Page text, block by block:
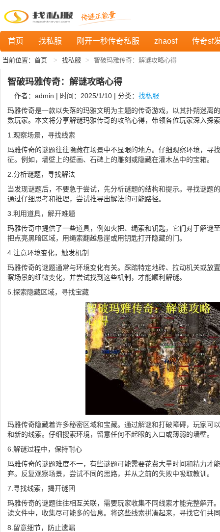
首页 找私服 刚开一秒传奇私服 zhaosf 传奇sf
当前位置： 首页 找私服 智破玛雅传奇：解谜攻略心得
智破玛雅传奇：解谜攻略心得
作者：admin | 时间：2025/1/10 | 分类： 找私服
玛雅传奇是一款以失落的玛雅文明为主题的传奇游戏，以其扑朔迷离
数玩家。本文将分享解谜玛雅传奇的攻略心得，带领各位玩家深入探
1.观察场景，寻找线索
玛雅传奇的谜题往往隐藏在场景中不显眼的地方。仔细观察环境，寻
征。例如，墙壁上的壁画、石碑上的雕刻或隐藏在灌木丛中的宝箱。
2.分析谜题，寻找解法
当发现谜题后，不要急于尝试，先分析谜题的结构和提示。寻找谜题
通过仔细思考和推理，尝试推导出解法的可能路径。
3.利用道具，解开难题
玛雅传奇中提供了一些道具，例如火把、绳索和钥匙，它们对于解谜
把点亮黑暗区域，用绳索翻越悬崖或用钥匙打开隐藏的门。
4.注意环境变化，触发机制
玛雅传奇的谜题通常与环境变化有关。踩踏特定地砖、拉动机关或放
察场景的细微变化，并尝试找到这些机制，才能顺利解谜。
5.探索隐藏区域，寻找宝藏
玛雅传奇隐藏着许多秘密区域和宝藏。通过解谜和打破障碍，玩家可
和新的线索。仔细搜索环境，留意任何不起眼的入口或薄弱的墙壁。
6.解谜过程中，保持耐心
玛雅传奇的谜题难度不一，有些谜题可能需要花费大量时间和精力才
弃。反复观察场景，尝试不同的思路，并从之前的失败中吸取教训。
7.寻找线索，揭开谜团
玛雅传奇的谜题往往相互关联，需要玩家收集不同线索才能完整解开
读文件中，收集尽可能多的信息。将这些线索拼凑起来，寻找它们共
8.留意细节，防止遗漏